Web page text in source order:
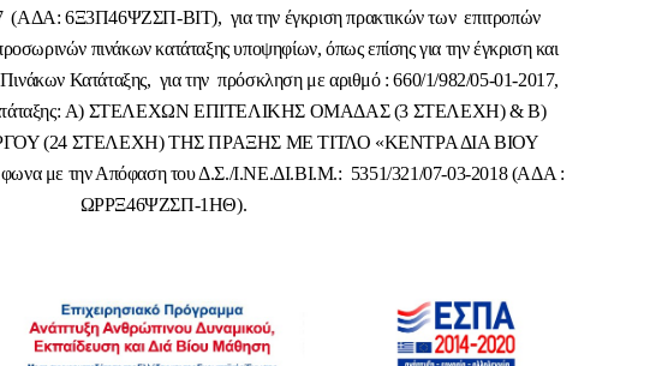
(ΑΔΑ: 6Ξ3Π46ΨΖΣΠ-ΒΙΤ), για την έγκριση πρακτικών των επιτροπών
πινάκων κατάταξης υποψηφίων, όπως επίσης για την έγκριση και
Κατάταξης, για την πρόσκληση με αριθμό : 660/1/982/05-01-2017,
Α) ΣΤΕΛΕΧΩΝ ΕΠΙΤΕΛΙΚΗΣ ΟΜΑΔΑΣ (3 ΣΤΕΛΕΧΗ) & Β)
(24 ΣΤΕΛΕΧΗ) ΤΗΣ ΠΡΑΞΗΣ ΜΕ ΤΙΤΛΟ «ΚΕΝΤΡΑ ΔΙΑ ΒΙΟΥ
με την Απόφαση του Δ.Σ./Ι.ΝΕ.ΔΙ.ΒΙ.Μ.: 5351/321/07-03-2018 (ΑΔΑ :
ΩΡΡΞ46ΨΖΣΠ-1ΗΘ).